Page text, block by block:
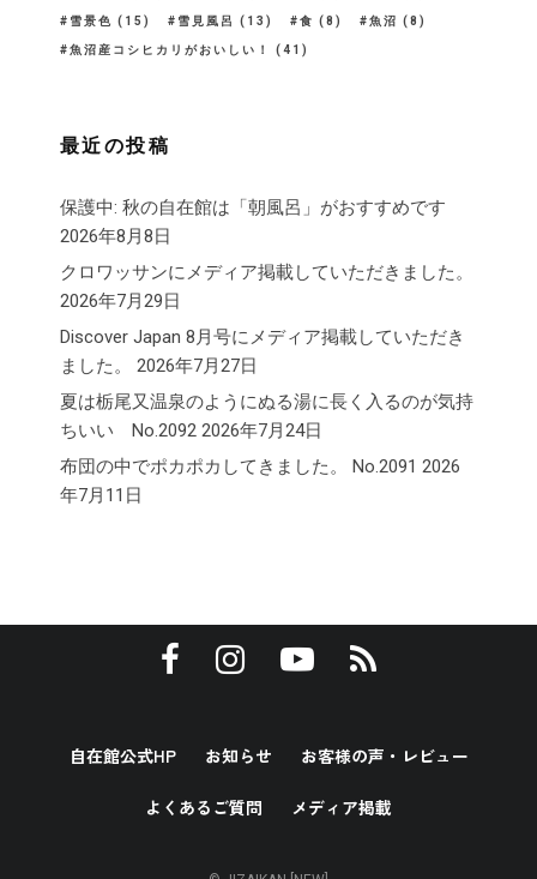
雪景色 (15) 雪見風呂 (13) 食 (8) 魚沼 (8)
魚沼産コシヒカリがおいしい！ (41)
最近の投稿
保護中: 秋の自在館は「朝風呂」がおすすめです
2026年8月8日
クロワッサンにメディア掲載していただきました。
2026年7月29日
Discover Japan 8月号にメディア掲載していただき
ました。
2026年7月27日
夏は栃尾又温泉のようにぬる湯に長く入るのが気持
ちいい No.2092 2026年7月24日
布団の中でポカポカしてきました。 No.2091 2026
年7月11日
自在館公式HP お知らせ お客様の声・レビュー
よくあるご質問 メディア掲載